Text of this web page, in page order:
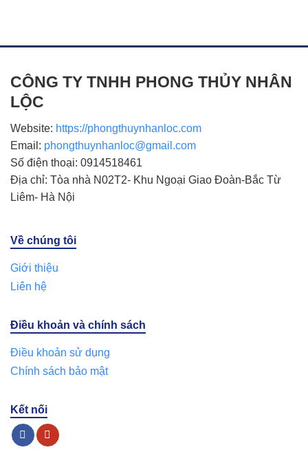
CÔNG TY TNHH PHONG THỦY NHÂN
LỘC
Website: https://phongthuynhanloc.com
Email: phongthuynhanloc@gmail.com
Số điện thoại: 0914518461
Địa chỉ: Tòa nhà N02T2- Khu Ngoại Giao Đoàn-Bắc Từ
Liêm- Hà Nội
Về chúng tôi
Giới thiệu
Liên hệ
Điều khoản và chính sách
Điều khoản sử dụng
Chính sách bảo mật
Kết nối